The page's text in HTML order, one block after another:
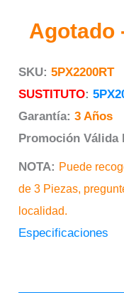
Agotado
SKU:5PX2200RT
SUSTITUTO:
Garantía:3 Años
Promoción Válida
NOTA: Puede
de 3 Piezas,
localidad.
Especificaciones